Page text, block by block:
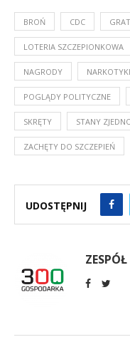
BROŃ CDC
LOTERIA SZCZEPIONKOWA
NAGRODY NARKOTYKI
POGLĄDY POLITYCZNE
SKRĘTY STANY
ZACHĘTY DO SZCZEPIEŃ
UDOSTĘPNIJ